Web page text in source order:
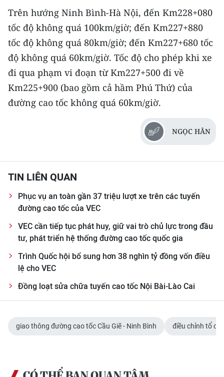
Trên hướng Ninh Bình-Hà Nội, đến Km228+080
tốc độ không quá 100km/giờ; đến Km227+880
tốc độ không quá 80km/giờ; đến Km227+680 tốc
độ không quá 60km/giờ. Tốc độ cho phép khi xe
đi qua phạm vi đoạn từ Km227+500 đi về
Km225+900 (bao gồm cả hầm Phú Thứ) của
đường cao tốc không quá 60km/giờ.
NGỌC HÂN
TIN LIÊN QUAN
Phục vụ an toàn gần 37 triệu lượt xe trên các tuyến
đường cao tốc của VEC
VEC cần tiếp tục phát huy, giữ vai trò chủ lực trong đầu
tư, phát triển hệ thống đường cao tốc quốc gia
Trình Quốc hội bổ sung hơn 38 nghìn tỷ đồng vốn điều
lệ cho VEC
Đồng loạt sửa chữa tuyến cao tốc Nội Bài-Lào Cai
giao thông đường cao tốc Cầu Giẽ - Ninh Bình điều chỉnh tổ